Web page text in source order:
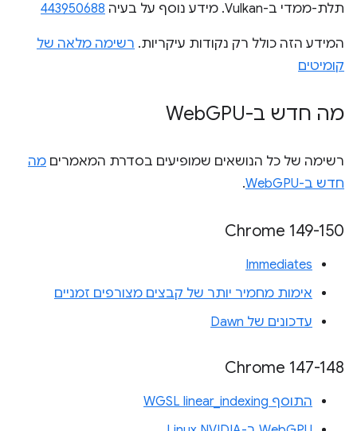
תלת-ממדי ב-Vulkan. מידע נוסף על בעיה
443950688
המידע הזה כולל רק נקודות עיקריות. רשימה מלאה של
קומיטים
מה חדש ב-WebGPU
רשימה של כל הנושאים שמופיעים בסדרת המאמרים מה
חדש ב-WebGPU
.
‫Chrome 149-150
Immediates
אימות מחמיר יותר של קבצים מצורפים זמניים
עדכונים של Dawn
‫Chrome 147-148
התוסף WGSL linear_indexing